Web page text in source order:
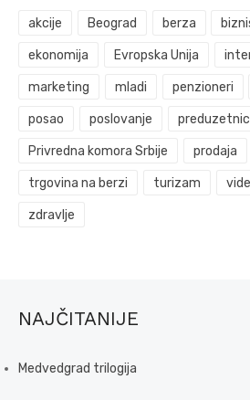
akcije Beograd berza
ekonomija Evropska Unija
marketing mladi penzioneri
posao poslovanje
Privredna komora Srbije prodaja
trgovina na berzi turizam
zdravlje
NAJČITANIJE
Medvedgrad trilogija